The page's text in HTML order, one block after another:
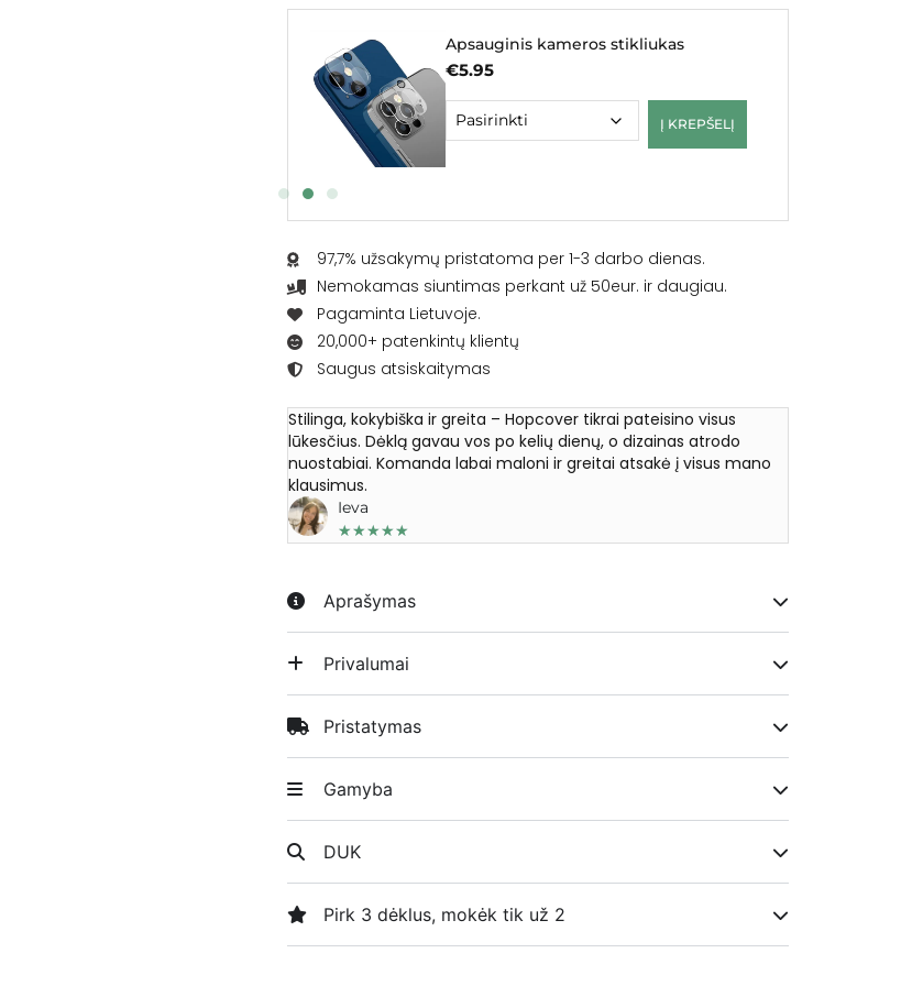
Apsauginis kameros stikliukas
€5.95
Į KREPŠELĮ
97,7% užsakymų pristatoma per 1-3 darbo dienas.
Nemokamas siuntimas perkant už 50eur. ir daugiau.
Pagaminta Lietuvoje.
20,000+ patenkintų klientų
Saugus atsiskaitymas
Ieva
★★★★★
Stilinga, kokybiška ir greita – Hopcover tikrai pateisino visus
lūkesčius. Dėklą gavau vos po kelių dienų, o dizainas atrodo
nuostabiai. Komanda labai maloni ir greitai atsakė į visus mano
klausimus.
Aprašymas
Privalumai
Pristatymas
Gamyba
DUK
Pirk 3 dėklus, mokėk tik už 2